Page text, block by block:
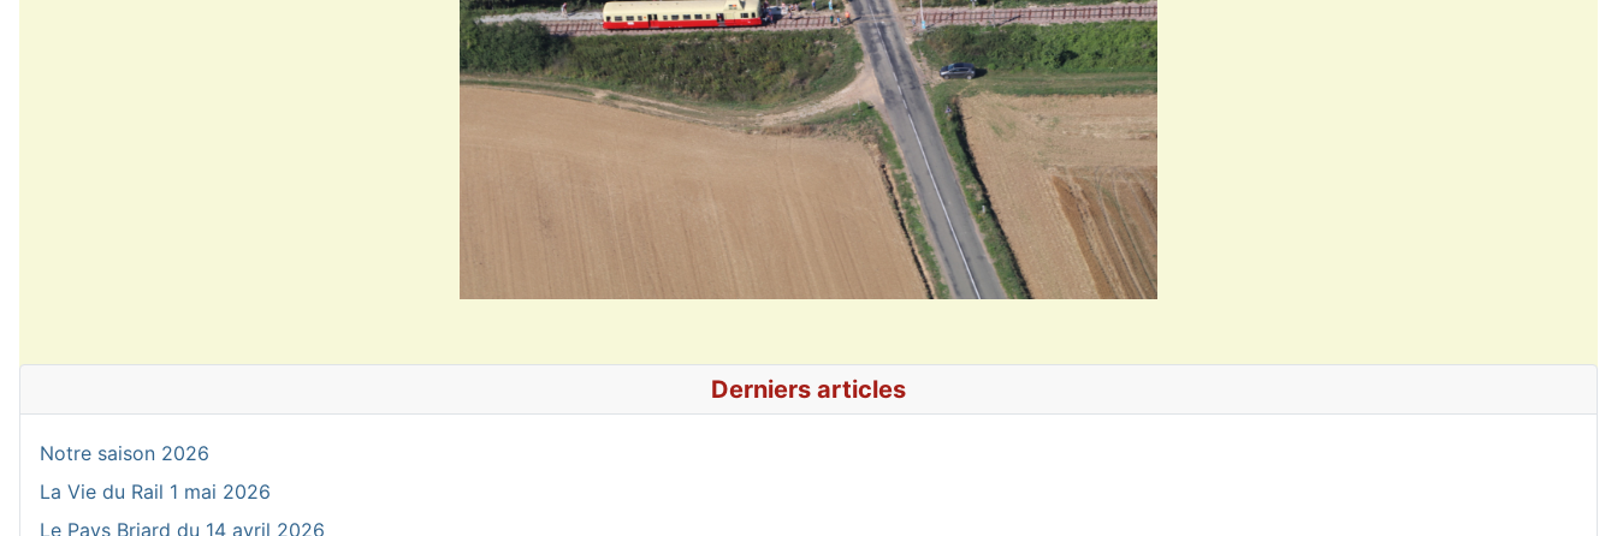
Derniers articles
Notre saison 2026
La Vie du Rail 1 mai 2026
Le Pays Briard du 14 avril 2026